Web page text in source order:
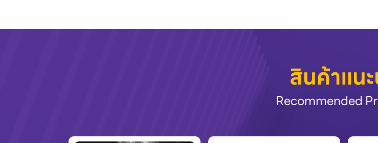
สินค้าแน
Recommended